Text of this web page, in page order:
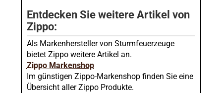
Entdecken Sie weitere Artikel von
Zippo:
Als Markenhersteller von Sturmfeuerzeuge
bietet Zippo weitere Artikel an.
Zippo Markenshop
Im günstigen Zippo-Markenshop finden Sie eine
Übersicht aller Zippo Produkte.